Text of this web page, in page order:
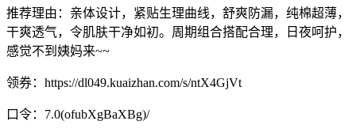
推荐理由：亲体设计，紧贴生理曲线，舒爽防漏，纯棉超薄，
干爽透气，令肌肤干净如初。周期组合搭配合理，日夜呵护，
感觉不到姨妈来~~
领券：https://dl049.kuaizhan.com/s/ntX4GjVt
口令：7.0(ofubXgBaXBg)/